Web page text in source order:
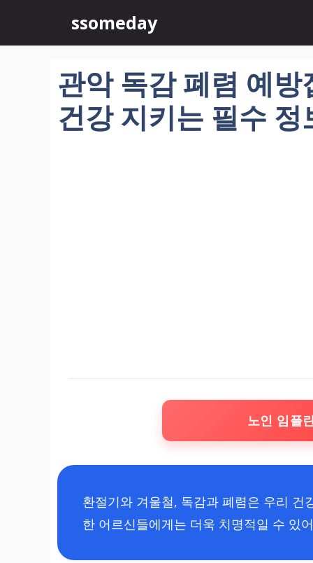
츠
ssomeday
관악 독감 폐렴 예
건강 지키는 필수
노인 임플
환절기와 겨울철, 독감과 폐렴은 우리 건
한 어르신들에게는 더욱 치명적일 수 있